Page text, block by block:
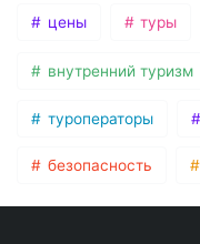
цены туры
внутренний туризм
туроператоры
безопасность